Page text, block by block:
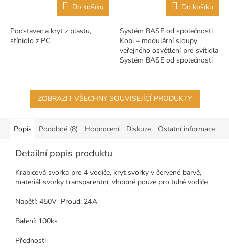
Do košíku
Podstavec a kryt z plastu,
stínidlo z PC.
Do košíku
Systém BASE od společnosti
Kobi – modulární sloupy
veřejného osvětlení pro svítidla
Systém BASE od společnosti
ZOBRAZIT VŠECHNY SOUVISEJÍCÍ PRODUKTY
Popis Podobné (8) Hodnocení Diskuze Ostatní informace
Detailní popis produktu
Krabicová svorka pro 4 vodiče, kryt svorky v červené barvě,
materiál svorky transparentní, vhodné pouze pro tuhé vodiče
Napětí: 450V Proud: 24A
Balení: 100ks
Přednosti